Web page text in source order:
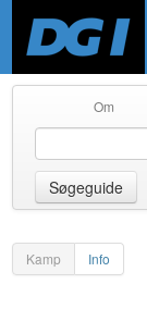
Om
Søgeguide
Kamp Info